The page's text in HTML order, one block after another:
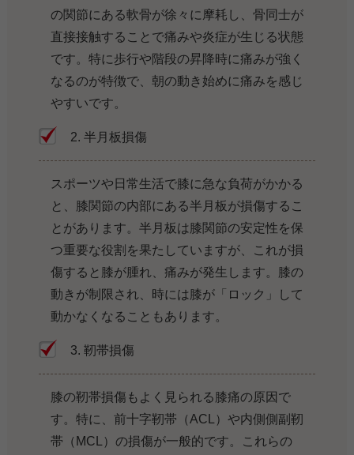
の関節にある軟骨が徐々に摩耗し、骨同士が
直接接触することで痛みや炎症が生じる状態
です。特に歩行や階段の昇降時に痛みが強く
なるのが特徴で、朝の動き始めに痛みを感じ
やすいです。
2. 半月板損傷
スポーツや日常生活で膝に急な負荷がかかる
と、膝関節の内部にある半月板が損傷するこ
とがあります。半月板は膝関節の安定性を保
つ重要な役割を果たしていますが、これが損
傷すると膝が腫れ、痛みが発生します。膝の
動きが制限され、時には膝が「ロック」して
動かなくなることもあります。
3. 靭帯損傷
膝の靭帯損傷もよく見られる膝痛の原因で
す。特に、前十字靭帯（ACL）や内側側副靭
帯（MCL）の損傷が一般的です。これらの